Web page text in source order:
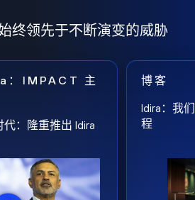
终领先于不断演变的威胁
IMPACT 主
：隆重推出 Idira
博客
Idira：我
程